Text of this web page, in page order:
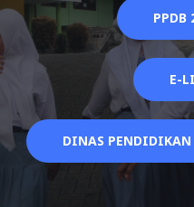
PPDB
E-
DINAS